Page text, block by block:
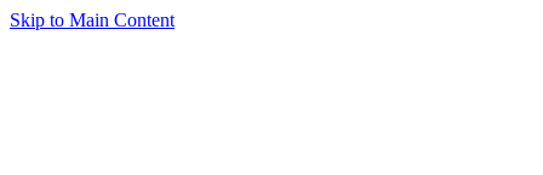
Skip to Main Content